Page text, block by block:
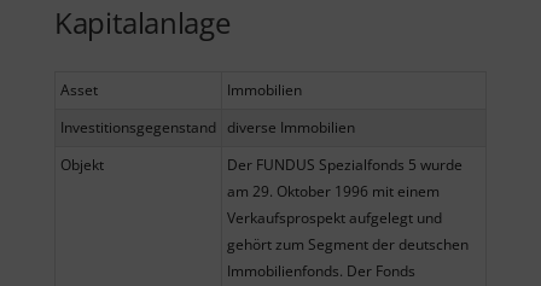
Kapitalanlage
Asset
Immobilien
Investitionsgegenstand
diverse Immobilien
Objekt
Der FUNDUS Spezialfonds 5 wurde
am 29. Oktober 1996 mit einem
Verkaufsprospekt aufgelegt und
gehört zum Segment der deutschen
Immobilienfonds. Der Fonds